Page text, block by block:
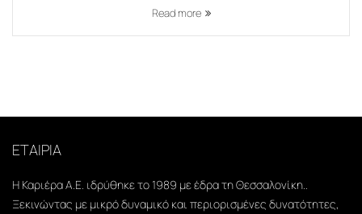
Read more
ΕΤΑΙΡΙΑ
Η Καριέρα Α.Ε. ιδρύθηκε το 1989 με έδρα τη Θεσσαλονίκη..
Ξεκινώντας με μικρό δυναμικό και περιορισμένες δυνατότητες,